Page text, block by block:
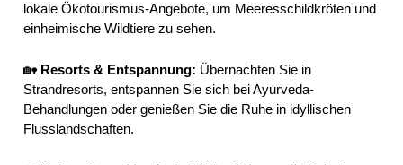
lokale Ökotourismus-Angebote, um Meeresschildkröten und
einheimische Wildtiere zu sehen.
🏡 Resorts & Entspannung: Übernachten Sie in
Strandresorts, entspannen Sie sich bei Ayurveda-
Behandlungen oder genießen Sie die Ruhe in idyllischen
Flusslandschaften.